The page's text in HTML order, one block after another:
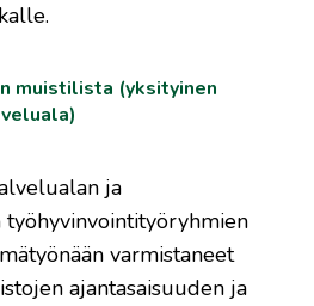
muistilista (yksityinen
ja
varmistaneet
ajantasaisuuden ja